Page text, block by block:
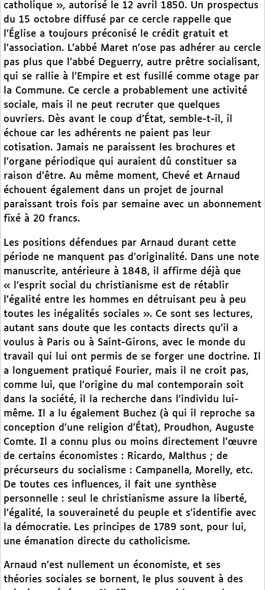
catholique », autorisé le 12 avril 1850. Un prospectus
du 15 octobre diffusé par ce cercle rappelle que
l’Église a toujours préconisé le crédit gratuit et
l’association. L’abbé Maret n’ose pas adhérer au cercle
pas plus que l’abbé Deguerry, autre prêtre socialisant,
qui se rallie à l’Empire et est fusillé comme otage par
la Commune. Ce cercle a probablement une activité
sociale, mais il ne peut recruter que quelques
ouvriers. Dès avant le coup d’État, semble-t-il, il
échoue car les adhérents ne paient pas leur
cotisation. Jamais ne paraissent les brochures et
l’organe périodique qui auraient dû constituer sa
raison d’être. Au même moment, Chevé et Arnaud
échouent également dans un projet de journal
paraissant trois fois par semaine avec un abonnement
fixé à 20 francs.
Les positions défendues par Arnaud durant cette
période ne manquent pas d’originalité. Dans une note
manuscrite, antérieure à 1848, il affirme déjà que
« l’esprit social du christianisme est de rétablir
l’égalité entre les hommes en détruisant peu à peu
toutes les inégalités sociales ». Ce sont ses lectures,
autant sans doute que les contacts directs qu’il a
voulus à Paris ou à Saint-Girons, avec le monde du
travail qui lui ont permis de se forger une doctrine. Il
a longuement pratiqué Fourier, mais il ne croit pas,
comme lui, que l’origine du mal contemporain soit
dans la société, il la recherche dans l’individu lui-
même. Il a lu également Buchez (à qui il reproche sa
conception d’une religion d’État), Proudhon, Auguste
Comte. Il a connu plus ou moins directement l’œuvre
de certains économistes : Ricardo, Malthus ; de
précurseurs du socialisme : Campanella, Morelly, etc.
De toutes ces influences, il fait une synthèse
personnelle : seul le christianisme assure la liberté,
l’égalité, la souveraineté du peuple et s’identifie avec
la démocratie. Les principes de 1789 sont, pour lui,
une émanation directe du catholicisme.
Arnaud n’est nullement un économiste, et ses
théories sociales se bornent, le plus souvent à des